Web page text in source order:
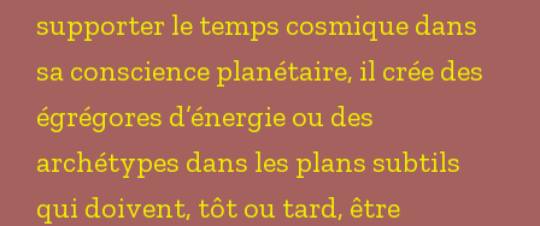
supporter le temps cosmique dans
sa conscience planétaire, il crée des
égrégores d’énergie ou des
archétypes dans les plans subtils
qui doivent, tôt ou tard, être